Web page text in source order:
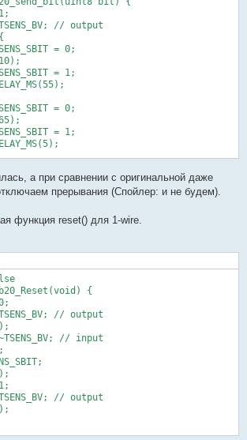
// output
а при сравнении с оригинальной даже
прерывания (Спойлер: и не будем).
функция reset() для 1-wire.
{
// output
// input
// output